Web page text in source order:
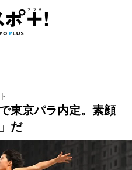
東京パラ内定。素顔
だ